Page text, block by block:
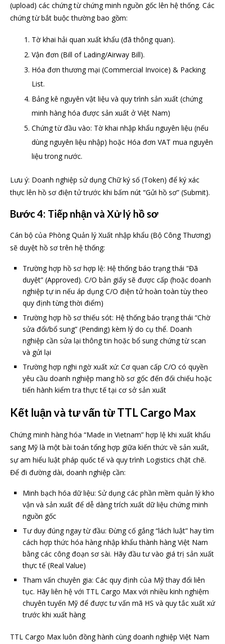
(upload) các chứng từ chứng minh nguồn gốc lên hệ thống. Các
chứng từ bắt buộc thường bao gồm:
Tờ khai hải quan xuất khẩu (đã thông quan).
Vận đơn (Bill of Lading/Airway Bill).
Hóa đơn thương mại (Commercial Invoice) & Packing
List.
Bảng kê nguyên vật liệu và quy trình sản xuất (chứng
minh hàng hóa được sản xuất ở Việt Nam)
Chứng từ đầu vào: Tờ khai nhập khẩu nguyên liệu (nếu
dùng nguyên liệu nhập) hoặc Hóa đơn VAT mua nguyên
liệu trong nước.
Lưu ý: Doanh nghiệp sử dụng Chữ ký số (Token) để ký xác
thực lên hồ sơ điện tử trước khi bấm nút “Gửi hồ sơ” (Submit).
Bước 4: Tiếp nhận và Xử lý hồ sơ
Cán bộ của Phòng Quản lý Xuất nhập khẩu (Bộ Công Thương)
sẽ duyệt hồ sơ trên hệ thống:
Trường hợp hồ sơ hợp lệ: Hệ thống báo trạng thái “Đã
duyệt” (Approved). C/O bản giấy sẽ được cấp (hoặc doanh
nghiệp tự in nếu áp dụng C/O điện tử hoàn toàn tùy theo
quy định từng thời điểm)
Trường hợp hồ sơ thiếu sót: Hệ thống báo trạng thái “Chờ
sửa đổi/bổ sung” (Pending) kèm lý do cụ thể. Doanh
nghiệp cần sửa lại thông tin hoặc bổ sung chứng từ scan
và gửi lại
Trường hợp nghi ngờ xuất xứ: Cơ quan cấp C/O có quyền
yêu cầu doanh nghiệp mang hồ sơ gốc đến đối chiếu hoặc
tiến hành kiểm tra thực tế tại cơ sở sản xuất
Kết luận và tư vấn từ TTL Cargo Max
Chứng minh hàng hóa “Made in Vietnam” hợp lệ khi xuất khẩu
sang Mỹ là một bài toán tổng hợp giữa kiến thức về sản xuất,
sự am hiểu luật pháp quốc tế và quy trình Logistics chặt chẽ.
Để đi đường dài, doanh nghiệp cần:
Minh bạch hóa dữ liệu: Sử dụng các phần mềm quản lý kho
vận và sản xuất để dễ dàng trích xuất dữ liệu chứng minh
nguồn gốc
Tư duy đúng ngay từ đầu: Đừng cố gắng “lách luật” hay tìm
cách hợp thức hóa hàng nhập khẩu thành hàng Việt Nam
bằng các công đoạn sơ sài. Hãy đầu tư vào giá trị sản xuất
thực tế (Real Value)
Tham vấn chuyên gia: Các quy định của Mỹ thay đổi liên
tục. Hãy liên hệ với TTL Cargo Max với nhiều kinh nghiệm
chuyên tuyến Mỹ để được tư vấn mã HS và quy tắc xuất xứ
trước khi xuất hàng
TTL Cargo Max luôn đồng hành cùng doanh nghiệp Việt Nam